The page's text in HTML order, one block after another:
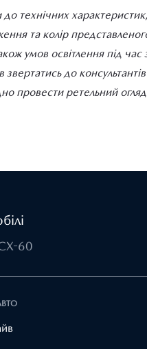
технічних
та колір
умов освітлення під
звертатись до
провести ретельний
60